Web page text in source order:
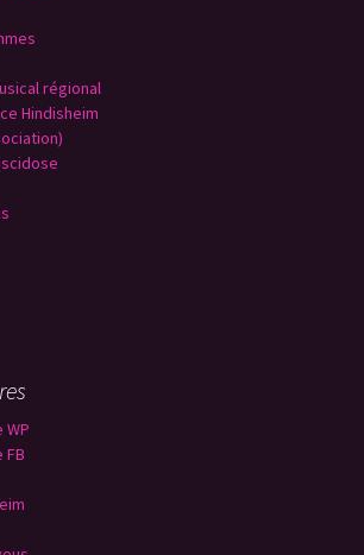
régional
Hindisheim
WP
FB